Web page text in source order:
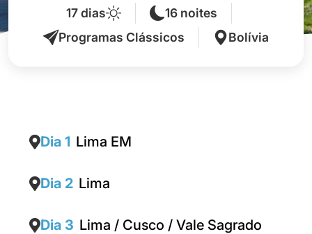
17 dias
16 noites
Programas Clássicos
Bolívia
Dia 1 Lima EM
Dia 2 Lima
Dia 3 Lima / Cusco / Vale Sagrado